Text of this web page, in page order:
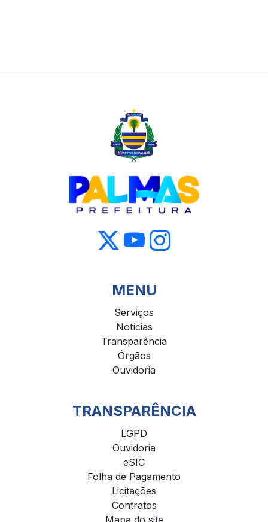
MENU
Serviços
Notícias
Transparência
Órgãos
Ouvidoria
TRANSPARÊNCIA
LGPD
Ouvidoria
eSIC
Folha de Pagamento
Licitações
Contratos
Mapa do site